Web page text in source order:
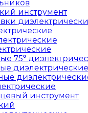
инструмент
75°
диэлектрические
инструмент